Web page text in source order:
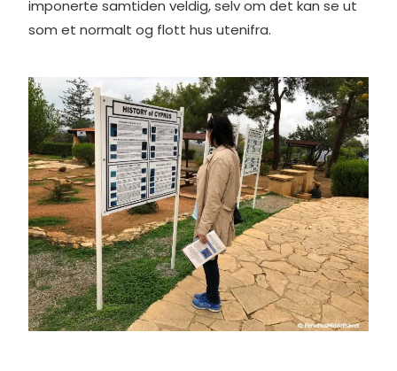
imponerte samtiden veldig, selv om det kan se ut
som et normalt og flott hus utenifra.